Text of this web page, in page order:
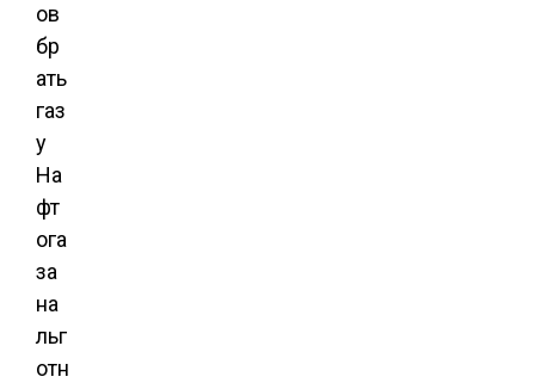
ов
бр
ать
газ
у
На
фт
ога
за
на
льг
отн